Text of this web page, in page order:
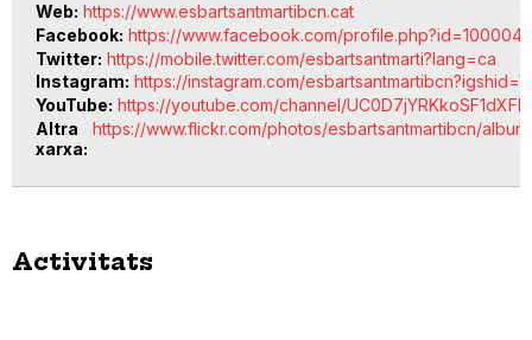
Web https://www.esbartsantmartibcn.cat
Facebook https://www.facebook.com/
Twitter https://mobile.twitter.com/esbartsantmarti?lang=ca
Instagram
https://instagram.com/
YouTube https://youtube.com/channel/
Altra
xarxa
https://www.flickr.com/photos/esbartsantmartibcn/
Activitats